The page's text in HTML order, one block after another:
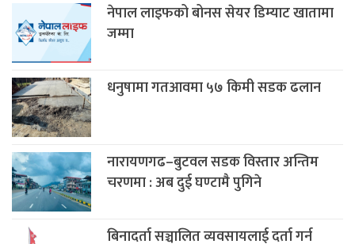
नेपाल लाइफको बोनस सेयर डिम्याट खातामा
जम्मा
धनुषामा गतआवमा ५७ किमी सडक ढलान
नारायणगढ–बुटवल सडक विस्तार अन्तिम
चरणमा : अब दुई घण्टामै पुगिने
बिनादर्ता सञ्चालित व्यवसायलाई दर्ता गर्न